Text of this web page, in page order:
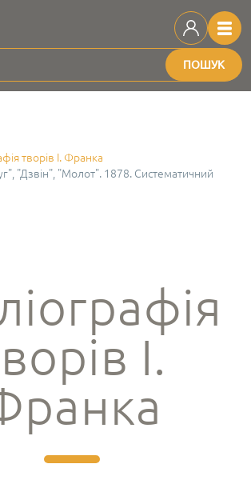
ПОШУК
творів І. Франка
"Дзвін", "Молот". 1878. Систематичний
І.